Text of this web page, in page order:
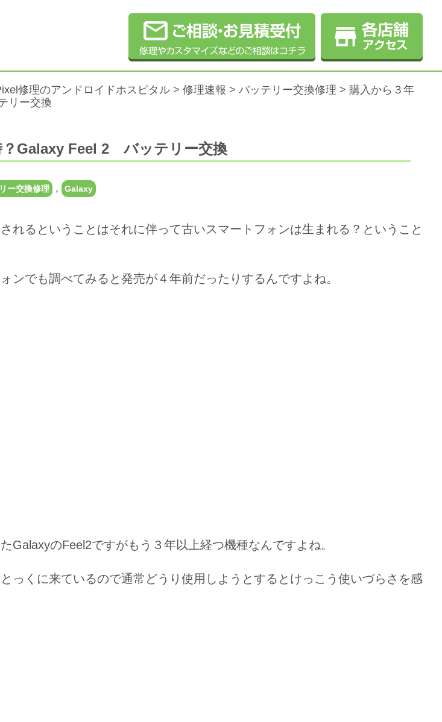
修理のアンドロイドホスピタル > 修理速報 > バッテリー交換修理 > 購入から３年
リー交換
？Galaxy Feel 2 バッテリー交換
ー交換修理 , Galaxy
れるということはそれに伴って古いスマートフォンは生まれる？ということ
ンでも調べてみると発売が４年前だったりするんですよね。
バッテリー交換
GalaxyのFeel2ですがもう３年以上経つ機種なんですよね。
っくに来ているので通常どうり使用しようとするとけっこう使いづらさを感